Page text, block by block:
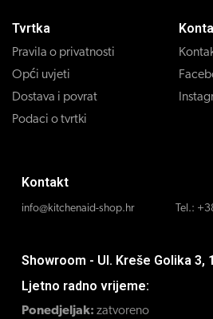
Tvrtka
Pravila o privatnosti
Opći uvjeti
Dostava i povrat
Podaci o tvrtki
Kontakt
info@kitchenaid-shop.hr Tel.:
Showroom - Ul. Kreše Golika 3,
Ljetno radno vrijeme:
Ponedjeljak: zatvoreno